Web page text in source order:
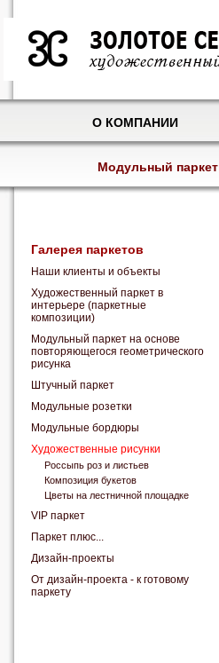
О КОМПАНИИ
Модульный паркет
Галерея паркетов
Наши клиенты и объекты
Художественный паркет в
интерьере (паркетные
композиции)
Модульный паркет на основе
повторяющегося геометрического
рисунка
Штучный паркет
Модульные розетки
Модульные бордюры
Художественные рисунки
Россыпь роз и листьев
Композиция букетов
Цветы на лестничной площадке
VIP паркет
Паркет плюс...
Дизайн-проекты
От дизайн-проекта - к готовому
паркету